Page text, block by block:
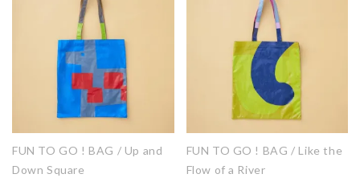
FUN TO GO ! BAG / Up and
Down Square
FUN TO GO ! BAG / Like the
Flow of a River